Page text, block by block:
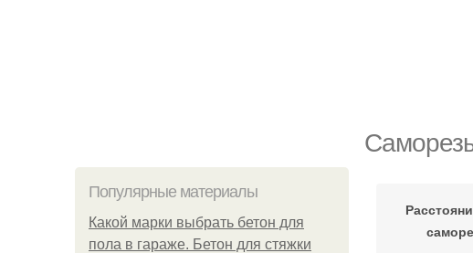
Популярные материалы
Какой марки выбрать бетон для
пола в гараже. Бетон для стяжки